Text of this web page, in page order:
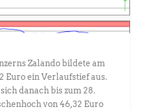
Zalando bildete am
Euro ein Verlaufstief aus.
danach bis zum 28.
von 46,32 Euro